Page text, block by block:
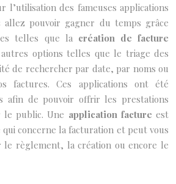
l’utilisation des fameuses applications
allez pouvoir gagner du temps grâce
telles que la création de facture
options telles que le triage des
de rechercher par date, par noms ou
factures. Ces applications ont été
afin de pouvoir offrir les prestations
le public. Une application facture est
concerne la facturation et peut vous
le règlement, la création ou encore le